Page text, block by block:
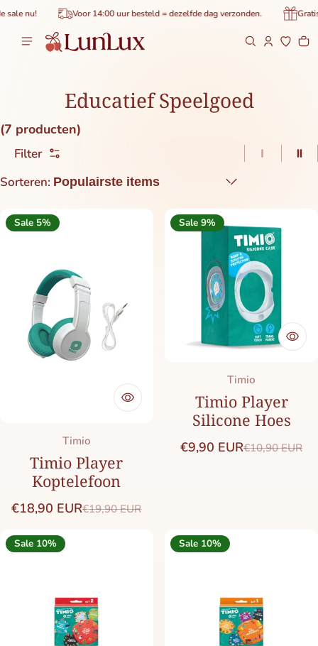
inhoud
nu! Voor 14:00 uur besteld = dezelfde dag verzonden. Gratis
0
Educatief Speelgoed
(7 producten)
Filter 1 item2
Sorteren:
Sale 5%
Merk:
Timio
Timio Player
Koptelefoon
Saleprijs
€18,90 EURNormale prijs
€19,90 EUR
Sale 9%
Merk:
Timio
Timio Player
Silicone Hoes
Saleprijs
€9,90 EURNormale
€10,90 EUR
Sale 10% Sale 10%